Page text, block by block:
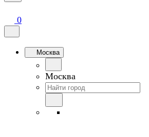
0
Москва
Москва